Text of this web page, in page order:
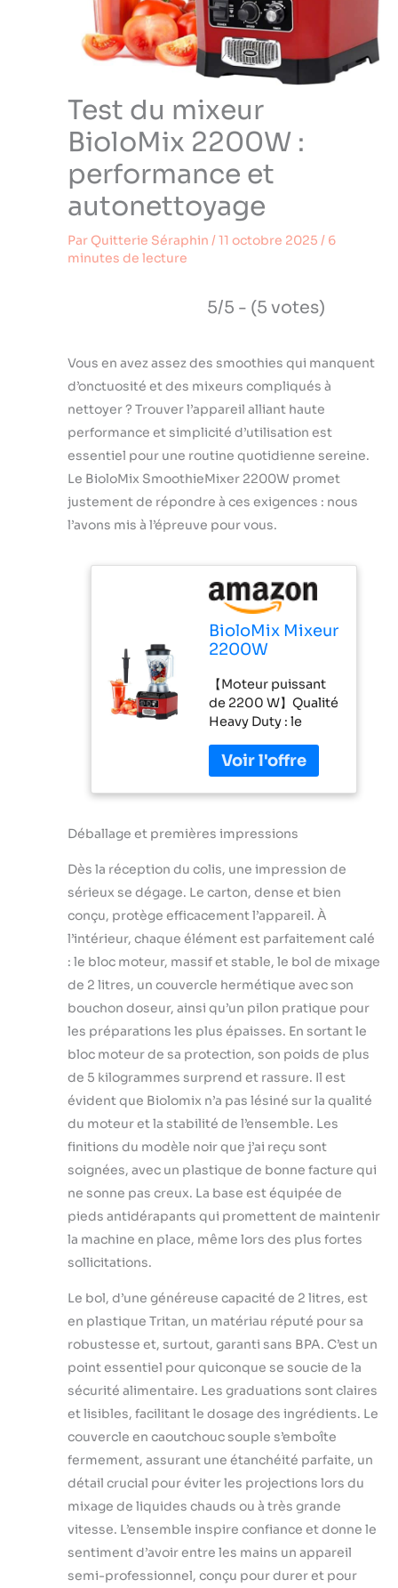
Test du mixeur
BioloMix 2200W :
performance et
autonettoyage
Par Quitterie Séraphin /11 octobre 2025 / 6
minutes de lecture
5/5 - (5 votes)
Vous en avez assez des smoothies qui manquent
d’onctuosité et des mixeurs compliqués à
nettoyer ? Trouver l’appareil alliant haute
performance et simplicité d’utilisation est
essentiel pour une routine quotidienne sereine.
Le BioloMix SmoothieMixer 2200W promet
justement de répondre à ces exigences : nous
l’avons mis à l’épreuve pour vous.
BioloMix Mixeur
2200W
fonction
autonettoyante,
minuterie
intégrée,
mixeur haute
performance
avec réservoir
【Moteur puissant
de 2200 W】Qualité
Heavy Duty : le
de 2200 W
(puissance
nominale de 1600
commerciale avec
trempé 6 peut
facilement briser les
glaçons et les fruits
congelés, il
transforme les gros
glaçons en petite
boue. Profitez de
toute la nourriture
en pulvérisant à
fond les glaçons, les
fruits congelés, les
légumes, les
graines, les noix et
bien plus encore.
【Contrôle de la
vitesse variable et
fonction
minuterie】 Les
vitesses variables
vous permettent de
travailler avec une
Utilisez la
commande à 6
vitesses pour
passer des vitesses
basses aux vitesses
élevées, même
pendant le mixage.
Sélectionnez la
fonction de
minuterie
30S/60S/90S/120S
pour l'arrêt
automatique afin de
pouvoir vous rendre
dans une autre
pièce pour
Déballage et premières impressions
Dès la réception du colis, une impression de
sérieux se dégage. Le carton, dense et bien
conçu, protège efficacement l’appareil. À
l’intérieur, chaque élément est parfaitement calé
: le bloc moteur, massif et stable, le bol de mixage
de 2 litres, un couvercle hermétique avec son
bouchon doseur, ainsi qu’un pilon pratique pour
les préparations les plus épaisses. En sortant le
bloc moteur de sa protection, son poids de plus
de 5 kilogrammes surprend et rassure. Il est
évident que Biolomix n’a pas lésiné sur la qualité
du moteur et la stabilité de l’ensemble. Les
finitions du modèle noir que j’ai reçu sont
soignées, avec un plastique de bonne facture qui
ne sonne pas creux. La base est équipée de
pieds antidérapants qui promettent de maintenir
la machine en place, même lors des plus fortes
sollicitations.
Le bol, d’une généreuse capacité de 2 litres, est
en plastique Tritan, un matériau réputé pour sa
robustesse et, surtout, garanti sans BPA. C’est un
point essentiel pour quiconque se soucie de la
sécurité alimentaire. Les graduations sont claires
et lisibles, facilitant le dosage des ingrédients. Le
couvercle en caoutchouc souple s’emboîte
fermement, assurant une étanchéité parfaite, un
détail crucial pour éviter les projections lors du
mixage de liquides chauds ou à très grande
vitesse. L’ensemble inspire confiance et donne le
sentiment d’avoir entre les mains un appareil
semi-professionnel, conçu pour durer et pour